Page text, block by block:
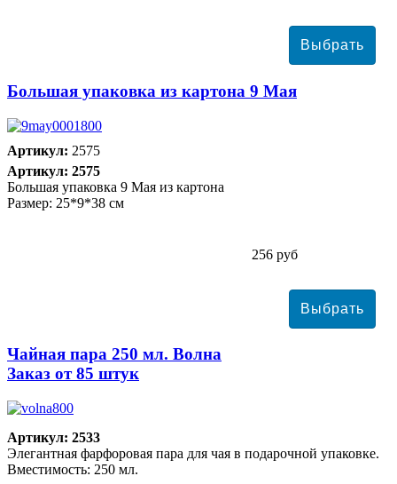
Большая упаковка из картона 9 Мая
Артикул: 2575
Артикул: 2575
Большая упаковка 9 Мая из картона
Размер: 25*9*38 см
256 руб
Чайная пара 250 мл. Волна
Заказ от 85 штук
Артикул: 2533
Элегантная фарфоровая пара для чая в подарочной упаковке.
Вместимость: 250 мл.